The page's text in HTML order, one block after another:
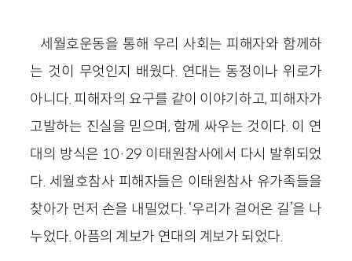
세월호운동을 통해 우리 사회는 피해자와 함께하
는 것이 무엇인지 배웠다. 연대는 동정이나 위로가
아니다. 피해자의 요구를 같이 이야기하고, 피해자가
고발하는 진실을 믿으며, 함께 싸우는 것이다. 이 연
대의 방식은 10·29 이태원참사에서 다시 발휘되었
다. 세월호참사 피해자들은 이태원참사 유가족들을
찾아가 먼저 손을 내밀었다. ‘우리가 걸어온 길’을 나
누었다. 아픔의 계보가 연대의 계보가 되었다.